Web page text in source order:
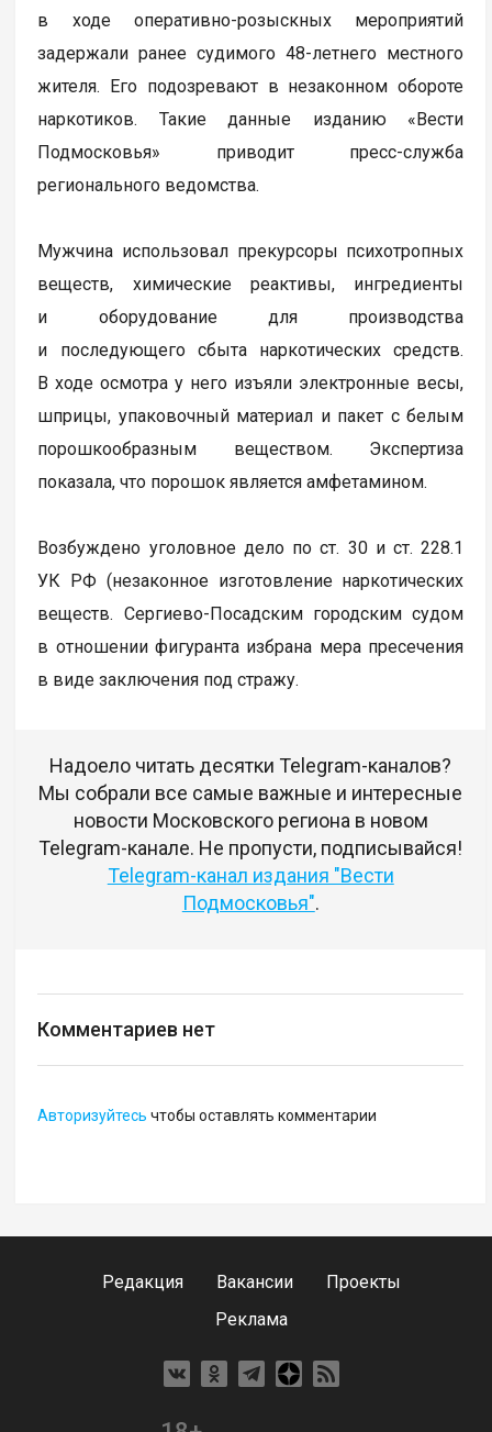
в ходе оперативно-розыскных мероприятий
задержали ранее судимого 48-летнего местного
жителя. Его подозревают в незаконном обороте
наркотиков. Такие данные изданию «Вести
Подмосковья» приводит пресс-служба
регионального ведомства.
Мужчина использовал прекурсоры психотропных
веществ, химические реактивы, ингредиенты
и оборудование для производства
и последующего сбыта наркотических средств.
В ходе осмотра у него изъяли электронные весы,
шприцы, упаковочный материал и пакет с белым
порошкообразным веществом. Экспертиза
показала, что порошок является амфетамином.
Возбуждено уголовное дело по ст. 30 и ст. 228.1
УК РФ (незаконное изготовление наркотических
веществ. Сергиево-Посадским городским судом
в отношении фигуранта избрана мера пресечения
в виде заключения под стражу.
Надоело читать десятки Telegram-каналов?
Мы собрали все самые важные и интересные
новости Московского региона в новом
Telegram-канале. Не пропусти, подписывайся!
Telegram-канал издания "Вести
Подмосковья".
Комментариев нет
Авторизуйтесь чтобы оставлять комментарии
Редакция Вакансии
Проекты
Реклама